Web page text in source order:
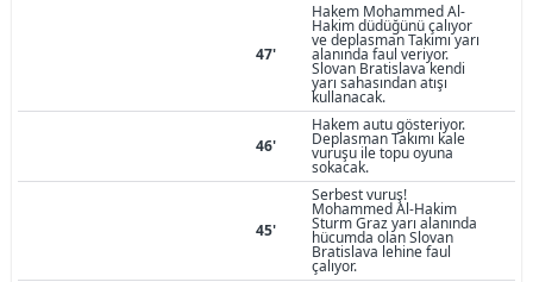
47'
Hakem Mohammed Al-
Hakim düdüğünü çalıyor
ve deplasman Takımı yarı
alanında faul veriyor.
Slovan Bratislava kendi
yarı sahasından atışı
kullanacak.
46'
Hakem autu gösteriyor.
Deplasman Takımı kale
vuruşu ile topu oyuna
sokacak.
45'
Serbest vuruş!
Mohammed Al-Hakim
Sturm Graz yarı alanında
hücumda olan Slovan
Bratislava lehine faul
çalıyor.